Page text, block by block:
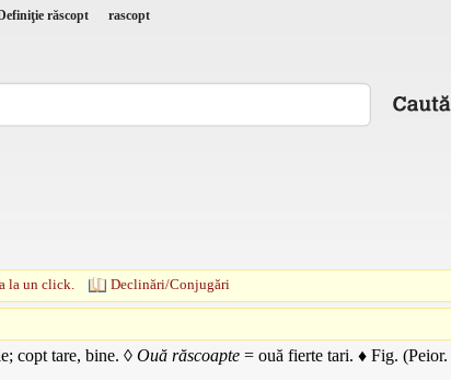
răscopt rascopt
la un click. Declinări/Conjugări
copt tare, bine. ◊ Ouă răscoapte = ouă fierte tari. ♦ Fig. (Peior.